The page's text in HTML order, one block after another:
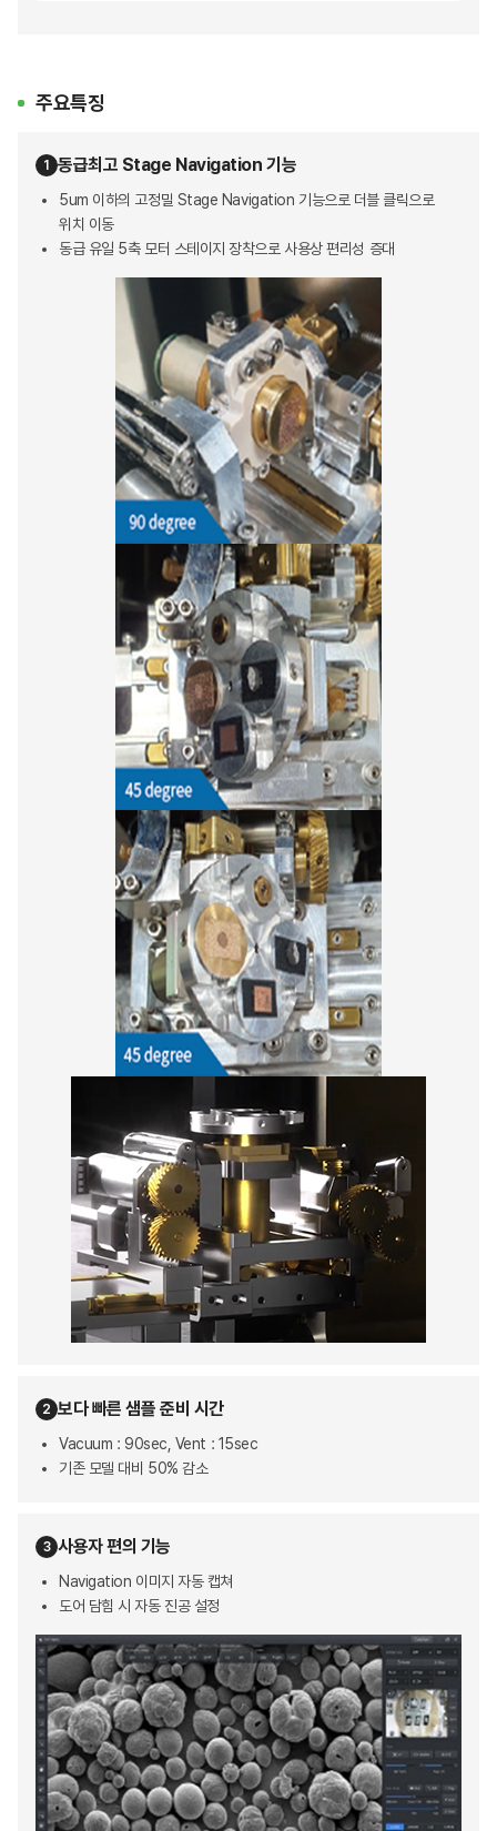
주요특징
1 동급최고 Stage Navigation 기능
5um 이하의 고정밀 Stage Navigation 기능으로 더블 클릭으로
위치 이동
동급 유일 5축 모터 스테이지 장착으로 사용상 편리성 증대
2 보다 빠른 샘플 준비 시간
Vacuum : 90sec, Vent : 15sec
기존 모델 대비 50% 감소
3 사용자 편의 기능
Navigation 이미지 자동 캡쳐
도어 담힘 시 자동 진공 설정